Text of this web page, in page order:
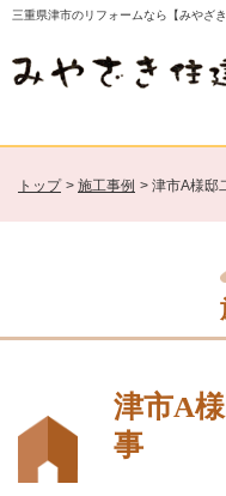
三重県津市のリフォームなら【みやざき
トップ 施工事例 津市A様邸
津市A
事